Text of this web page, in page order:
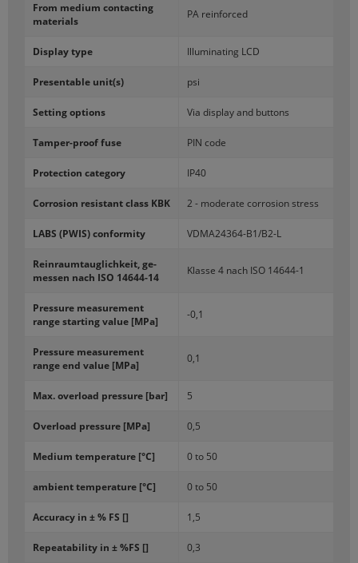
From me­dium con­tac­ting
ma­te­rials
PA re­in­for­ced
Di­splay type Il­lu­mi­na­ting LCD
Pre­sen­ta­ble unit(s) psi
Set­ting options Via di­splay and but­tons
Tamper-​proof fuse PIN code
Pro­tec­tion ca­te­go­ry IP40
Cor­ro­sion re­si­stant class KBK 2 - mo­de­ra­te cor­ro­sion stress
LABS (PWIS) con­for­mi­ty VDMA24364-​B1/B2-L
Re­in­raum­tau­glich­ke­it, ge­
mes­sen nach ISO 14644-​14
Klas­se 4 nach ISO 14644-​1
Pres­su­re me­asu­re­ment
range star­ting value [MPa]
-0,1
Pres­su­re me­asu­re­ment
range end value [MPa]
0,1
Max. over­lo­ad pres­su­re [bar] 5
Over­lo­ad pres­su­re [MPa] 0,5
Me­dium tem­pe­ra­tu­re [°C] 0 to 50
am­bient tem­pe­ra­tu­re [°C] 0 to 50
Ac­cu­ra­cy in ± % FS [] 1,5
Re­pe­ata­bi­li­ty in ± %FS [] 0,3